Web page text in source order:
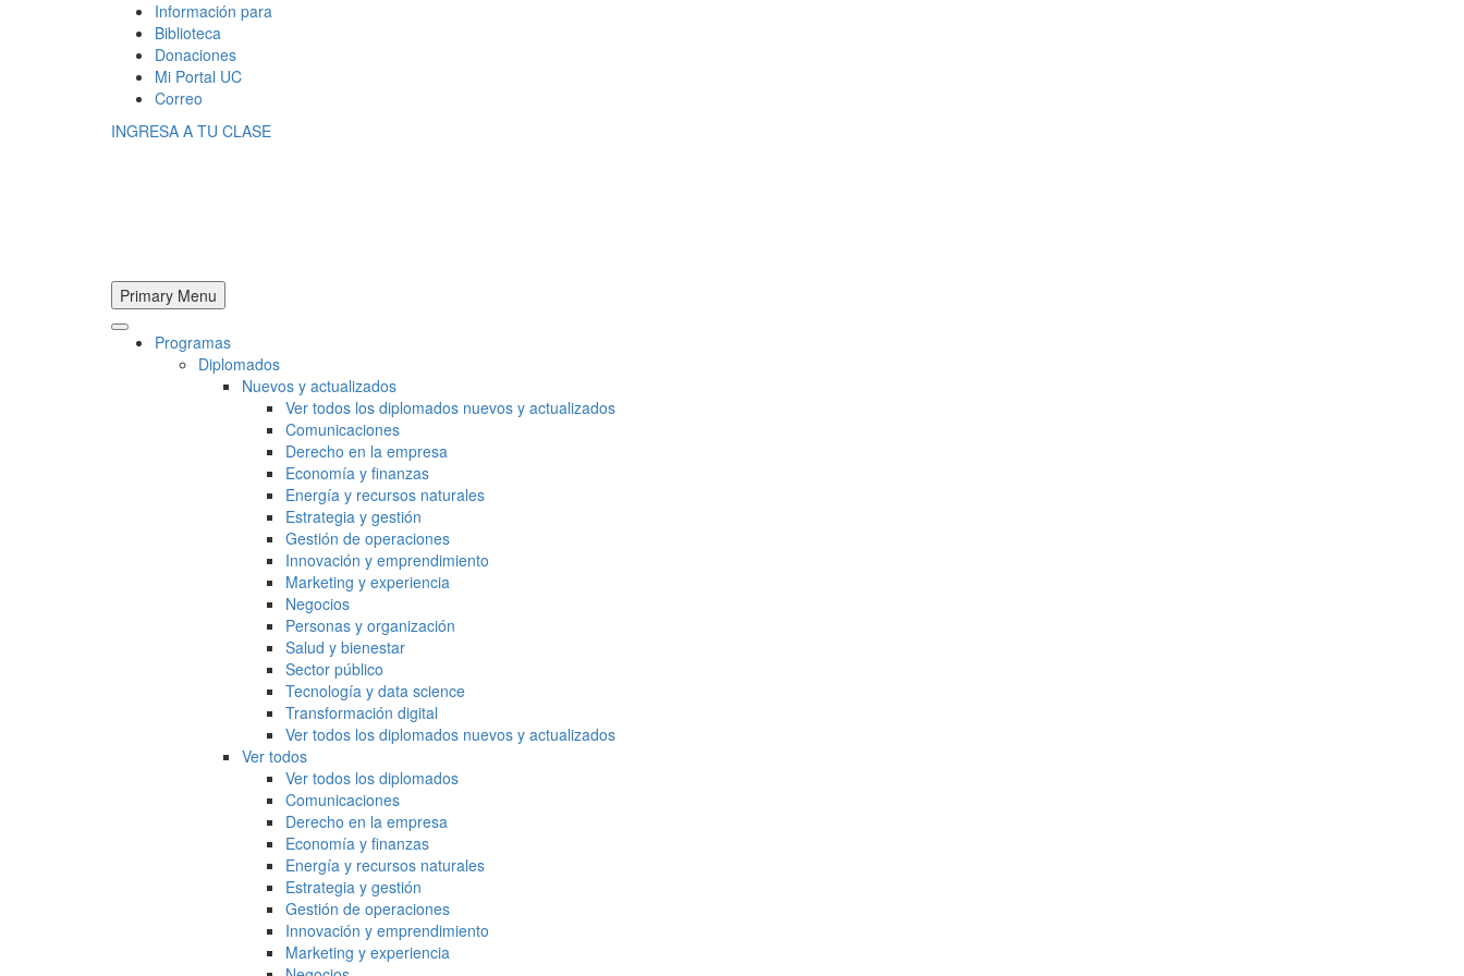
Información para
Biblioteca
Donaciones
Mi Portal UC
Correo
INGRESA A TU CLASE
Primary Menu
Programas
Diplomados
Nuevos y actualizados
Ver todos los diplomados nuevos y actualizados
Comunicaciones
Derecho en la empresa
Economía y finanzas
Energía y recursos naturales
Estrategia y gestión
Gestión de operaciones
Innovación y emprendimiento
Marketing y experiencia
Negocios
Personas y organización
Salud y bienestar
Sector público
Tecnología y data science
Transformación digital
Ver todos los diplomados nuevos y actualizados
Ver todos
Ver todos los diplomados
Comunicaciones
Derecho en la empresa
Economía y finanzas
Energía y recursos naturales
Estrategia y gestión
Gestión de operaciones
Innovación y emprendimiento
Marketing y experiencia